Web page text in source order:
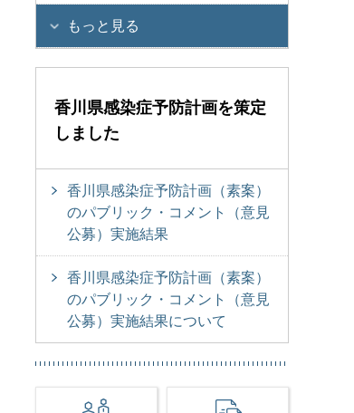
もっと見る
香川県感染症予防計画を策定
しました
香川県感染症予防計画（素案）
のパブリック・コメント（意見
公募）実施結果
香川県感染症予防計画（素案）
のパブリック・コメント（意見
公募）実施結果について